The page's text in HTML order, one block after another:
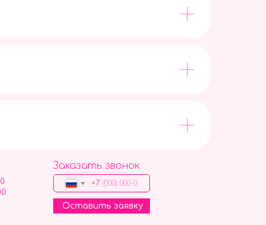
Заказать звонок
+7
Оставить заявку